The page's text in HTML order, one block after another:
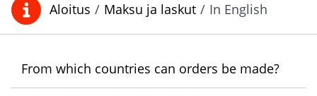
Olet täällä:Aloitus / Maksu ja laskut / In English
From which countries can orders be made?